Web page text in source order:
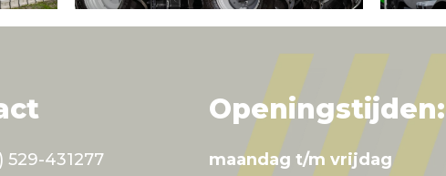
529-431277
Openingstijden:
maandag t/m vrijdag